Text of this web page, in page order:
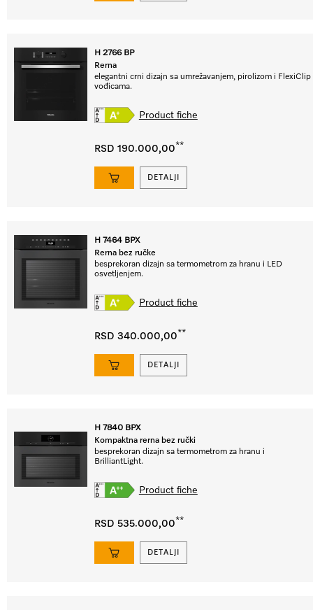
H 2766 BP
Rerna
elegantni crni dizajn sa umrežavanjem, pirolizom i FlexiClip
vođicama.
Product fiche
RSD 190.000,00**
DETALJI
H 7464 BPX
Rerna bez ručke
besprekoran dizajn sa termometrom za hranu i LED
osvetljenjem.
Product fiche
RSD 340.000,00**
DETALJI
H 7840 BPX
Kompaktna rerna bez ručki
besprekoran dizajn sa termometrom za hranu i
BrilliantLight.
Product fiche
RSD 535.000,00**
DETALJI